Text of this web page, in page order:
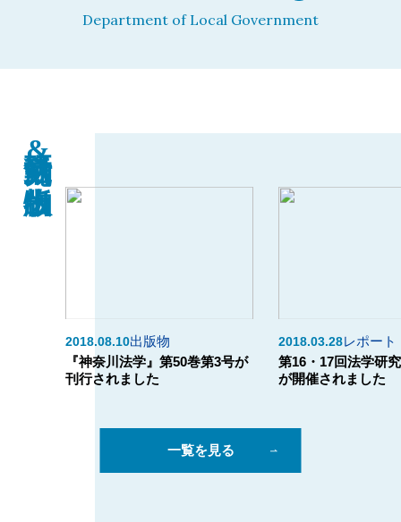
Department of Local Government
研究活動&出版物
2018.08.10出版物
『神奈川法学』第50巻第3号が
刊行されました
2018.03.28レポート
第16・17回法学研
が開催されました
一覧を見る